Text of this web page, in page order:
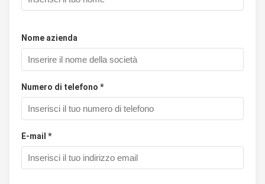
Nome azienda
Numero di telefono *
E-mail *